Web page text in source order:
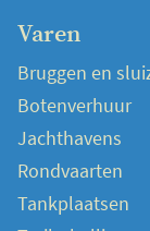
Varen
Bruggen en
Botenverhuur
Jachthavens
Rondvaarten
Tankplaatsen